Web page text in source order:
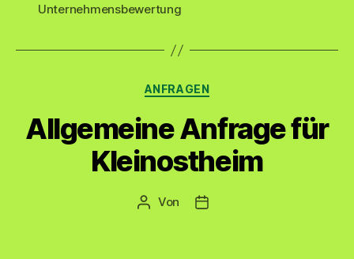
Unternehmensbewertung
Kategorien
ANFRAGEN
Allgemeine Anfrage für
Kleinostheim
Beitragsautor
Von Veröffentlichungsdatum